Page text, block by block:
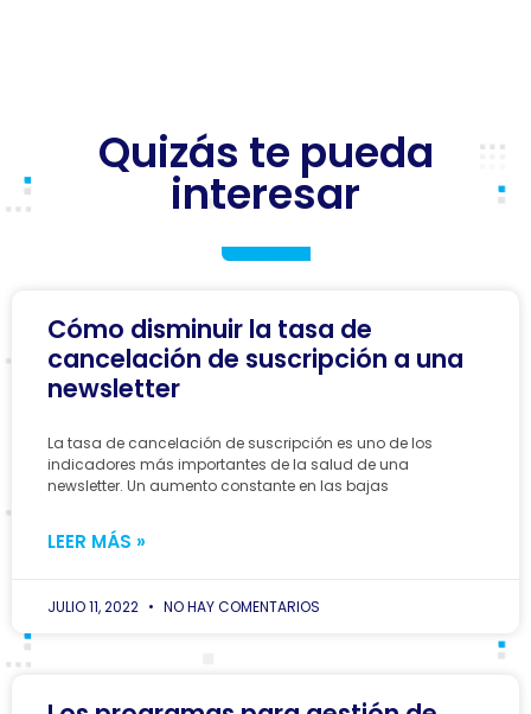
Quizás te pueda
interesar
Cómo disminuir la tasa de
cancelación de suscripción a una
newsletter
La tasa de cancelación de suscripción es uno de los
indicadores más importantes de la salud de una
newsletter. Un aumento constante en las bajas
LEER MÁS »
JULIO 11, 2022 NO HAY COMENTARIOS